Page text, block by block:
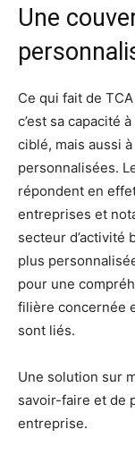
Une
Ce qui fait de
c’est sa capacité
ciblé, mais aussi
personnalisées.
répondent en
entreprises et
secteur d’activité
plus
pour une
filière concernée
sont liés.
Une solution sur
savoir-faire et de
entreprise.